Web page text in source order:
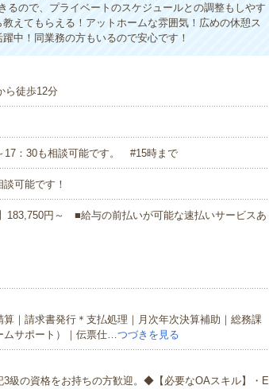
るので、プライベートのスケジュールとの調整もしやす
えてもらえる！アットホームな雰囲気！広めの休憩ス
中！同業務の方もいるので安心です！
ら徒歩12分
：30も相談可能です。 #15時まで
可能です！
183,750円～ ■給与の前払いが可能な速払いサービスあ
｜請求書発行＊支払処理｜月次年次決算補助｜総務課
ムサポート）｜伝票仕…つづきを見る
の資格をお持ちの方歓迎。◆【必要なOAスキル】・E